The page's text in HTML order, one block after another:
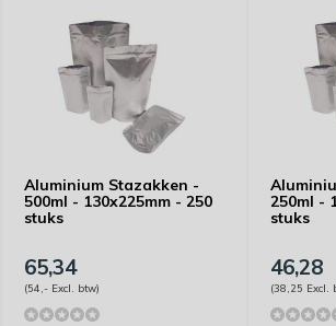
Aluminium Stazakken -
500ml - 130x225mm - 250
stuks
65,34
(54,- Excl. btw)
250ml -
stuks
46,28
(38,25 Excl.